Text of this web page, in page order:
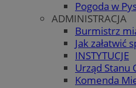
Pogoda w
ADMINISTRACJA
Burmistrz
Jak załatwić
INSTYTUCJE
Urząd Stanu
Komenda